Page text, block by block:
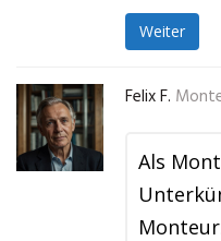
Weiter
Felix F.
Als